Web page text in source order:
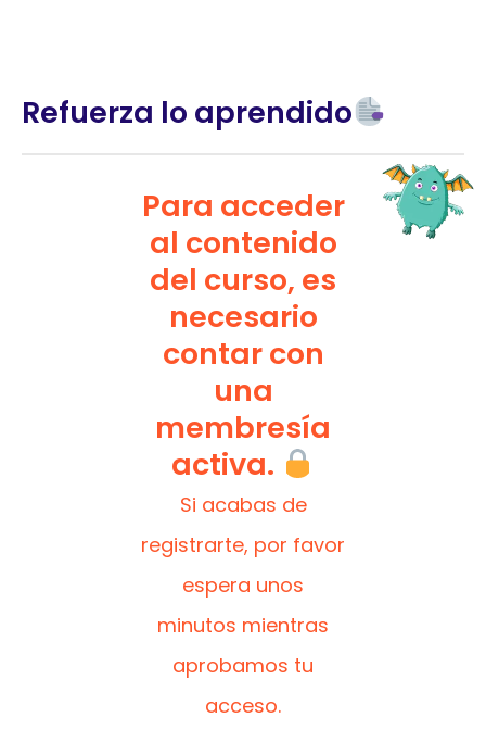
Refuerza lo aprendido
Para acceder
al contenido
del curso, es
necesario
contar con
una
membresía
activa.
Si acabas de
registrarte, por favor
espera unos
minutos mientras
aprobamos tu
acceso.